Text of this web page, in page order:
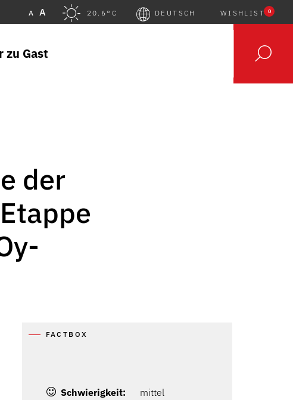
A A 20.6°C DEUTSCH WISHLIST 0
zu Gast
der
FACTBOX
Schwierigkeit:
mittel